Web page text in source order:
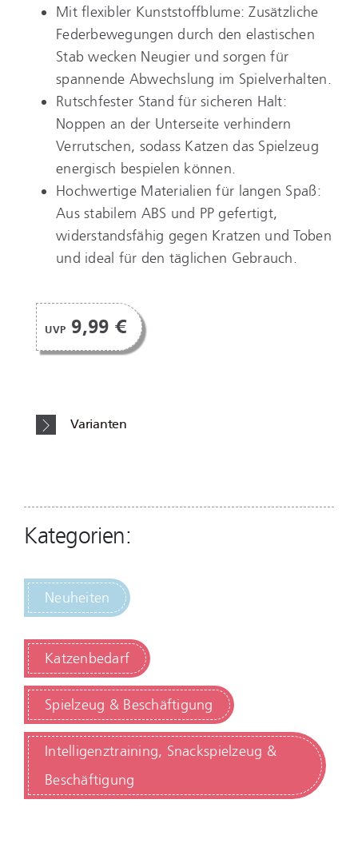
Mit flexibler Kunststoffblume: Zusätzliche
Federbewegungen durch den elastischen
Stab wecken Neugier und sorgen für
spannende Abwechslung im Spielverhalten.
Rutschfester Stand für sicheren Halt:
Noppen an der Unterseite verhindern
Verrutschen, sodass Katzen das Spielzeug
energisch bespielen können.
Hochwertige Materialien für langen Spaß:
Aus stabilem ABS und PP gefertigt,
widerstandsfähig gegen Kratzen und Toben
und ideal für den täglichen Gebrauch.
UVP 9,99 €
Varianten
Kategorien:
Neuheiten
Katzenbedarf
Spielzeug & Beschäftigung
Intelligenztraining, Snackspielzeug &
Beschäftigung